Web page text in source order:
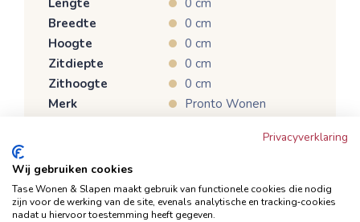
Breedte
0 cm
Hoogte
0 cm
Zitdiepte
0 cm
Zithoogte
0 cm
Merk
Pronto Wonen
Verwachte levertijd
ca. 10 weken (de
levertijd)
Privacyverklaring
Wij gebruiken cookies
Tase Wonen & Slapen maakt gebruik van functionele cookies die nodig
zijn voor de werking van de site, evenals analytische en tracking‑cookies
nadat u hiervoor toestemming heeft gegeven.